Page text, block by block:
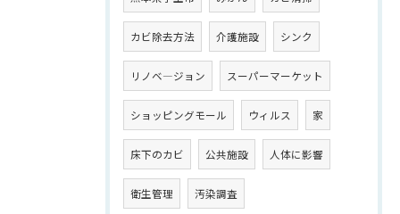
カビ除去方法 介護施設 シンク
リノベ―ジョン スーパーマーケット
ショッピングモール ウィルス 家
床下のカビ 公共施設 人体に影響
衛生管理 汚染調査